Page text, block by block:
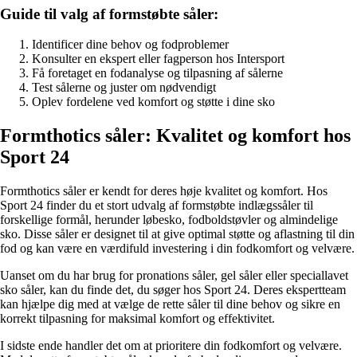
Guide til valg af formstøbte såler:
Identificer dine behov og fodproblemer
Konsulter en ekspert eller fagperson hos Intersport
Få foretaget en fodanalyse og tilpasning af sålerne
Test sålerne og juster om nødvendigt
Oplev fordelene ved komfort og støtte i dine sko
Formthotics såler: Kvalitet og komfort hos
Sport 24
Formthotics såler er kendt for deres høje kvalitet og komfort. Hos
Sport 24 finder du et stort udvalg af formstøbte indlægssåler til
forskellige formål, herunder løbesko, fodboldstøvler og almindelige
sko. Disse såler er designet til at give optimal støtte og aflastning til din
fod og kan være en værdifuld investering i din fodkomfort og velvære.
Uanset om du har brug for pronations såler, gel såler eller speciallavet
sko såler, kan du finde det, du søger hos Sport 24. Deres ekspertteam
kan hjælpe dig med at vælge de rette såler til dine behov og sikre en
korrekt tilpasning for maksimal komfort og effektivitet.
I sidste ende handler det om at prioritere din fodkomfort og velvære.